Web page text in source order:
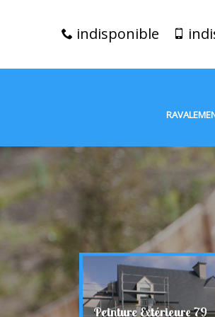
indisponible
de façade Peinture Extérieure 79